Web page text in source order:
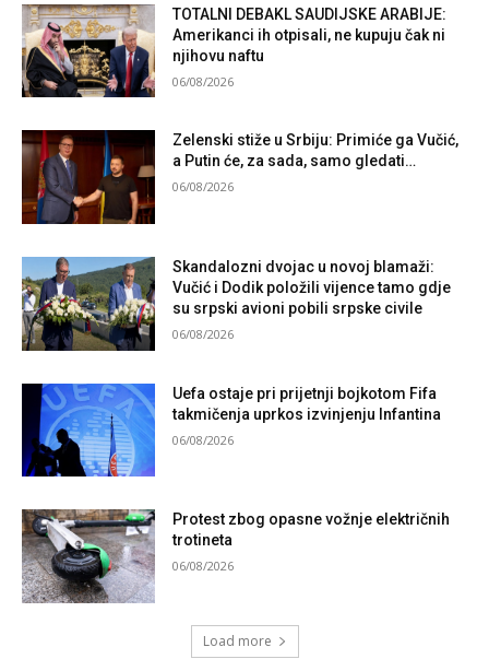
TOTALNI DEBAKL SAUDIJSKE ARABIJE:
Amerikanci ih otpisali, ne kupuju čak ni
njihovu naftu
06/08/2026
Zelenski stiže u Srbiju: Primiće ga Vučić,
a Putin će, za sada, samo gledati…
06/08/2026
Skandalozni dvojac u novoj blamaži:
Vučić i Dodik položili vijence tamo gdje
su srpski avioni pobili srpske civile
06/08/2026
Uefa ostaje pri prijetnji bojkotom Fifa
takmičenja uprkos izvinjenju Infantina
06/08/2026
Protest zbog opasne vožnje električnih
trotineta
06/08/2026
Load more